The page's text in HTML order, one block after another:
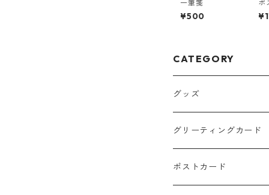
一筆箋
¥500
神
CATEGORY
グッズ
グリーティングカード
ポストカード